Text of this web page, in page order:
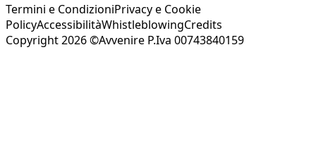
Termini e CondizioniPrivacy e Cookie
PolicyAccessibilitàWhistleblowingCredits
Copyright 2026 ©Avvenire P.Iva 00743840159